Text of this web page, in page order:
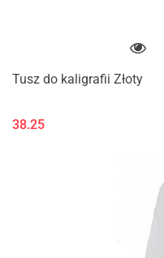
Tusz do kaligrafii Złoty
38.25